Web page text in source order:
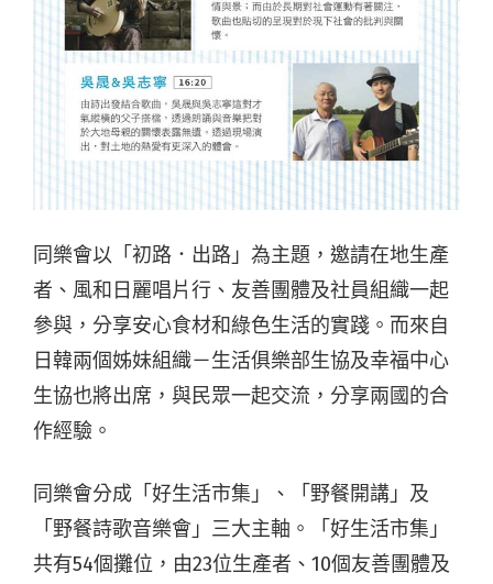
同樂會以「初路．出路」為主題，邀請在地生產
者、風和日麗唱片行、友善團體及社員組織一起
參與，分享安心食材和綠色生活的實踐。而來自
日韓兩個姊妹組織－生活俱樂部生協及幸福中心
生協也將出席，與民眾一起交流，分享兩國的合
作經驗。
同樂會分成「好生活市集」、「野餐開講」及
「野餐詩歌音樂會」三大主軸。「好生活市集」
共有54個攤位，由23位生產者、10個友善團體及